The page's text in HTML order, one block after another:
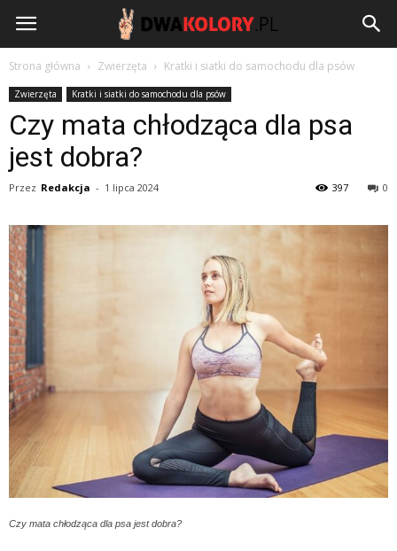
DwaKolory.pl
Strona główna Zwierzęta Kratki i siatki do samochodu dla psów
Zwierzęta Kratki i siatki do samochodu dla psów
Czy mata chłodząca dla psa
jest dobra?
Przez Redakcja - 1 lipca 2024 0
397
Czy mata chłodząca dla psa jest dobra?